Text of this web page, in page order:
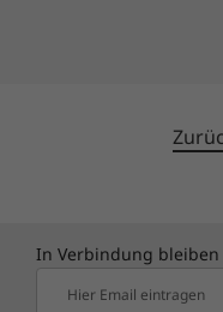
In Verbindung bleiben
Hier Email eintragen